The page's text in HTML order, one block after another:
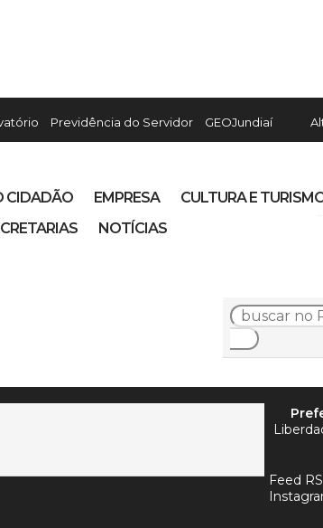
Previdência do Servidor GEOJundiaí
CIDADÃO EMPRESA
CULTURA E
NOTÍCIAS
Feed